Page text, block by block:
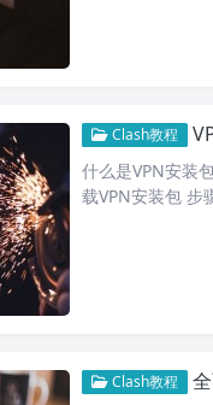
Clash教程
什么是VPN安装
载VPN安装包 步
Clash教程